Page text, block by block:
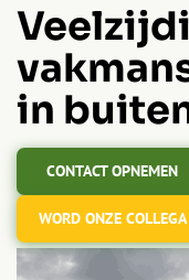
in
CONTACT OPNEMEN
WORD ONZE COLLEGA